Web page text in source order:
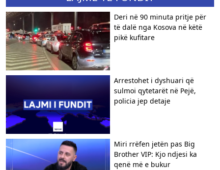
Deri në 90 minuta pritje për
të dalë nga Kosova në këtë
pikë kufitare
Arrestohet i dyshuari që
sulmoi qytetarët në Pejë,
policia jep detaje
Miri rrëfen jetën pas Big
Brother VIP: Kjo ndjesi ka
qenë më e bukur